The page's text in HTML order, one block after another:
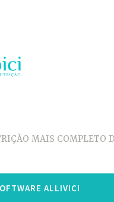
MAIS COMPLETO
ALLIVICI